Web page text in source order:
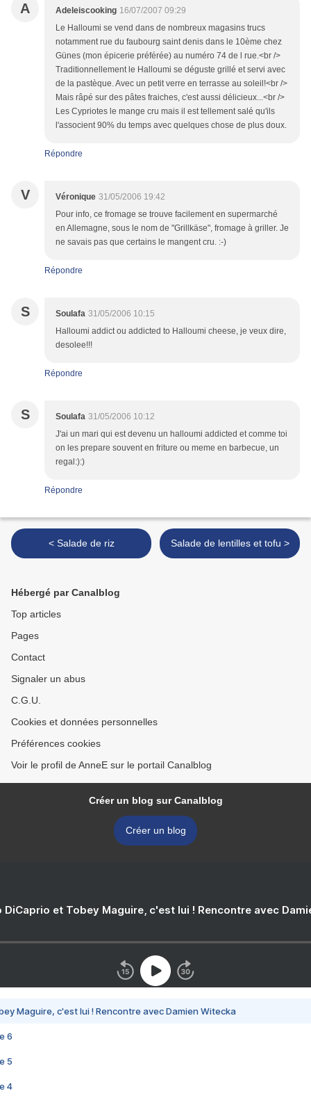
A Adeleiscooking 16/07/2007 09:29
Le Halloumi se vend dans de nombreux magasins trucs
notamment rue du faubourg saint denis dans le 10ème chez
Günes (mon épicerie préférée) au numéro 74 de l rue.<br />
Traditionnellement le Halloumi se déguste grillé et servi avec
de la pastèque. Avec un petit verre en terrasse au soleil!<br />
Mais râpé sur des pâtes fraiches, c'est aussi délicieux...<br />
Les Cypriotes le mange cru mais il est tellement salé qu'ils
l'associent 90% du temps avec quelques chose de plus doux.
Répondre
V Véronique 31/05/2006 19:42
Pour info, ce fromage se trouve facilement en supermarché
en Allemagne, sous le nom de "Grillkäse", fromage à griller. Je
ne savais pas que certains le mangent cru. :-)
Répondre
S Soulafa 31/05/2006 10:15
Halloumi addict ou addicted to Halloumi cheese, je veux dire,
desolee!!!
Répondre
S Soulafa 31/05/2006 10:12
J'ai un mari qui est devenu un halloumi addicted et comme toi
on les prepare souvent en friture ou meme en barbecue, un
regal:):)
Répondre
< Salade de riz Salade de lentilles et tofu >
Hébergé par Canalblog
Top articles
Pages
Contact
Signaler un abus
C.G.U.
Cookies et données personnelles
Préférences cookies
Voir le profil de AnneE sur le portail Canalblog
Créer un blog sur Canalblog
Créer un blog
DiCaprio et Tobey Maguire, c'est lui ! Rencontre avec
Maguire, c'est lui ! Rencontre avec Damien Witecka
6
5
4